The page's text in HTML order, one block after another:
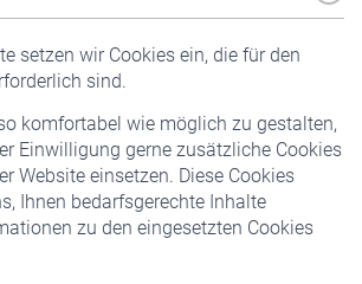
setzen wir Cookies ein, die für den
sind.
komfortabel wie möglich zu gestalten,
Einwilligung gerne zusätzliche Cookies
Website einsetzen. Diese Cookies
Ihnen bedarfsgerechte Inhalte
zu den eingesetzten Cookies